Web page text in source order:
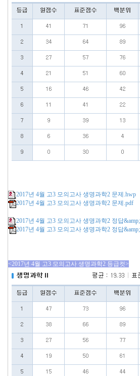
2017년 4월 고3 모의고사 생명과학2 문제.hwp
2017년 4월 고3 모의고사 생명과학2 문제.pdf
2017년 4월 고3 모의고사 생명과학2 정답
2017년 4월 고3 모의고사 생명과학2 정답
<2017년 4월 고3 모의고사 생명과학2 등급컷>